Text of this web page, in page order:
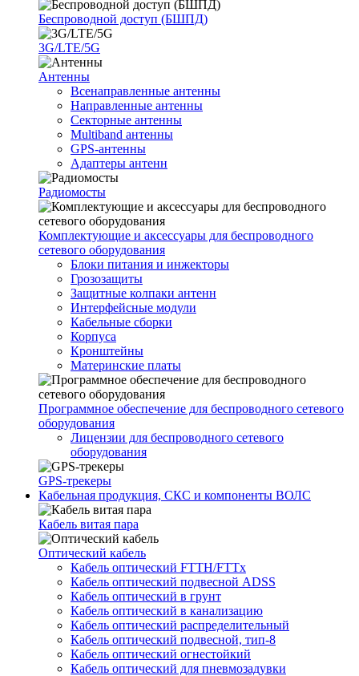
Беспроводной доступ (БШПД)
3G/LTE/5G
Антенны
Всенаправленные антенны
Направленные антенны
Секторные антенны
Multiband антенны
GPS-антенны
Адаптеры антенн
Радиомосты
Комплектующие и аксессуары для беспроводного
сетевого оборудования
Блоки питания и инжекторы
Грозозащиты
Защитные колпаки антенн
Интерфейсные модули
Кабельные сборки
Корпуса
Кронштейны
Материнские платы
Программное обеспечение для беспроводного сетевого
оборудования
Лицензии для беспроводного сетевого
оборудования
GPS-трекеры
Кабельная продукция, СКС и компоненты ВОЛС
Кабель витая пара
Оптический кабель
Кабель оптический FTTH/FTTx
Кабель оптический подвесной ADSS
Кабель оптический в грунт
Кабель оптический в канализацию
Кабель оптический распределительный
Кабель оптический подвесной, тип-8
Кабель оптический огнестойкий
Кабель оптический для пневмозадувки